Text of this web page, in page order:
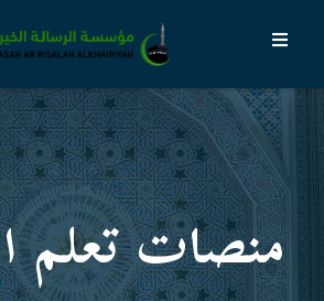
منصات تعلم